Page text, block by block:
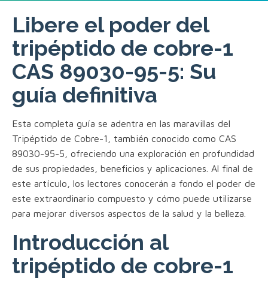
Libere el poder del
tripéptido de cobre-1
CAS 89030-95-5: Su
guía definitiva
Esta completa guía se adentra en las maravillas del
Tripéptido de Cobre-1, también conocido como CAS
89030-95-5, ofreciendo una exploración en profundidad
de sus propiedades, beneficios y aplicaciones. Al final de
este artículo, los lectores conocerán a fondo el poder de
este extraordinario compuesto y cómo puede utilizarse
para mejorar diversos aspectos de la salud y la belleza.
Introducción al
tripéptido de cobre-1